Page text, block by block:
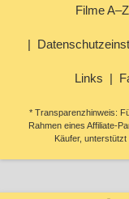
Filme A–Z
Links
* Transparenzhinweis:
Rahmen eines Affiliate-
Käufer,